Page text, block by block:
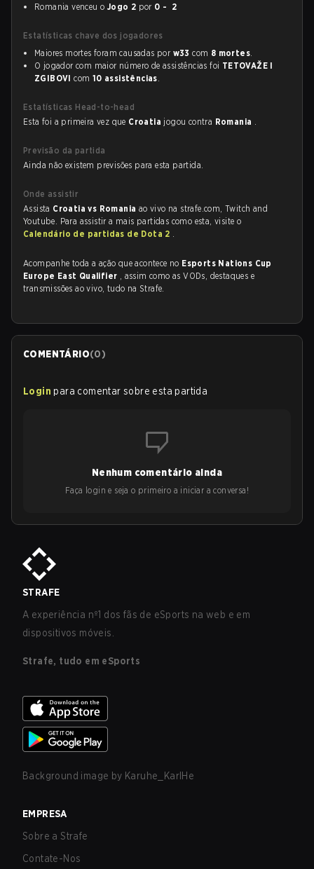
Romania venceu o Jogo 2 por 0 - 2
Estatísticas chave dos jogadores
Maiores mortes foram causadas por w33 com 8 mortes.
O jogador com maior número de assistências foi TETOVAŽE I
ZGIBOVI com 10 assistências.
Estatísticas Head-to-head
Esta foi a primeira vez que Croatia jogou contra Romania .
Previsão da partida
Ainda não existem previsões para esta partida.
Onde assistir
Assista Croatia vs Romania ao vivo na strafe.com, Twitch and
Youtube. Para assistir a mais partidas como esta, visite o
Calendário de partidas de Dota 2 .
Acompanhe toda a ação que acontece no Esports Nations Cup
Europe East Qualifier , assim como as VODs, destaques e
transmissões ao vivo, tudo na Strafe.
COMENTÁRIO(0)
Login para comentar sobre esta partida
Nenhum comentário ainda
Faça login e seja o primeiro a iniciar a conversa!
STRAFE
A experiência nº1 dos fãs de eSports na web e em
dispositivos móveis.
Strafe, tudo em eSports
Background image by Karuhe_KarlHe
EMPRESA
Sobre a Strafe
Contate-Nos